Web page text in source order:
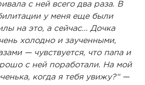
с ней всего два раза. В
у меня еще были
на это, а сейчас... Дочка
холодно и заученными,
— чувствуется, что папа и
с ней поработали. На мой
когда я тебя увижу?“ —